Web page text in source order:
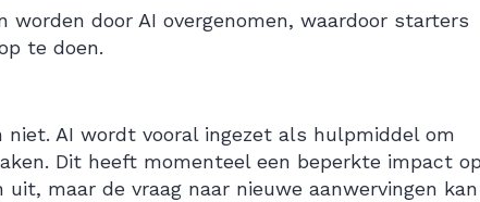
worden door AI overgenomen, waardoor starters
te doen.
AI wordt vooral ingezet als hulpmiddel om
Dit heeft momenteel een beperkte impact op
maar de vraag naar nieuwe aanwervingen kan